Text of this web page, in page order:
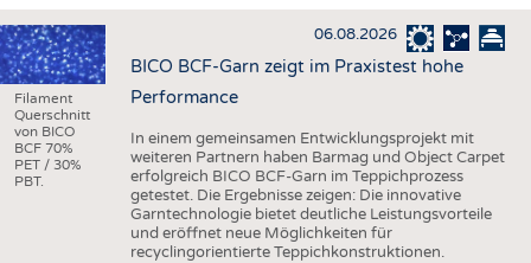
HAUS- UND HEIMTEXTILIEN
BEKLEIDUNG
TESTS
BUSINESS
UNTERNEHMEN
AUSSCHREIBUNGEN
DTV AUSSCHREIBUNGSDIENST
STATISTICS
Filament
Querschnitt
von BICO
BCF 70%
PET / 30%
PBT.
06.08.2026
BICO BCF-Garn zeigt im Praxistest hohe
Performance
In einem gemeinsamen Entwicklungsprojekt mit
weiteren Partnern haben Barmag und Object Carpet
erfolgreich BICO BCF-Garn im Teppichprozess
getestet. Die Ergebnisse zeigen: Die innovative
Garntechnologie bietet deutliche Leistungsvorteile
und eröffnet neue Möglichkeiten für
recyclingorientierte Teppichkonstruktionen.